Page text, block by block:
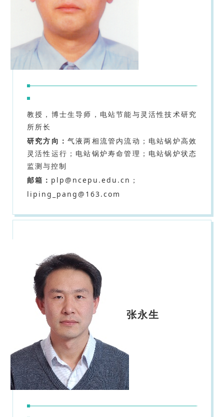
教授，博士生导师，电站节能与灵活性技术研究
所所长
研究方向： 气液两相流管内流动；电站锅炉高效
灵活性运行；电站锅炉寿命管理；电站锅炉状态
监测与控制
邮箱： plp@ncepu.edu.cn；
liping_pang@163.com
张永生